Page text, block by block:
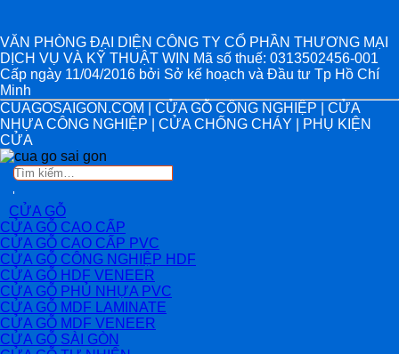
VĂN PHÒNG ĐẠI DIỆN CÔNG TY CỔ PHẦN THƯƠNG MẠI
DỊCH VỤ VÀ KỸ THUẬT WIN Mã số thuế: 0313502456-001
Cấp ngày 11/04/2016 bởi Sở kế hoạch và Đầu tư Tp Hồ Chí
Minh
CUAGOSAIGON.COM | CỬA GỖ CÔNG NGHIỆP | CỬA
NHỰA CÔNG NGHIỆP | CỬA CHỐNG CHÁY | PHỤ KIỆN
CỬA
Tìm
CỬA GỖ
CỬA GỖ CAO CẤP
CỬA GỖ CAO CẤP PVC
CỬA GỖ CÔNG NGHIỆP HDF
CỬA GỖ HDF VENEER
CỬA GỖ PHỦ NHỰA PVC
CỬA GỖ MDF LAMINATE
CỬA GỖ MDF VENEER
CỬA GỖ SÀI GÒN